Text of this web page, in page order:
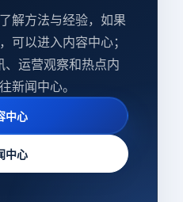
解方法与经验，如果
可以进入内容中心；
运营观察和热点内
新闻中心。
中心
中心